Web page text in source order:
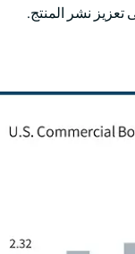
تعزيز نشر المنتج.